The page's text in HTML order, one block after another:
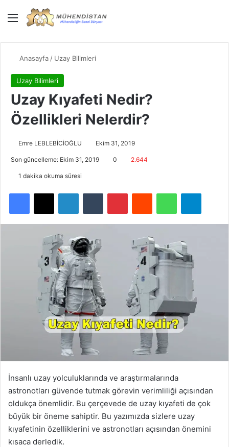
Menü
Anasayfa / Uzay Bilimleri
Uzay Bilimleri
Uzay Kıyafeti Nedir?
Özellikleri Nelerdir?
Emre LEBLEBİCİOĞLU Ekim 31, 2019
Son güncelleme: Ekim 31, 2019 0 2.644
1 dakika okuma süresi
Facebook
X LinkedInTumblr PinterestReddit WhatsApp
İnsanlı uzay yolculuklarında ve araştırmalarında
astronotları güvende tutmak görevin verimliliği açısından
oldukça önemlidir. Bu çerçevede de uzay kıyafeti de çok
büyük bir öneme sahiptir. Bu yazımızda sizlere uzay
kıyafetinin özelliklerini ve astronotları açısından önemini
kısaca derledik.